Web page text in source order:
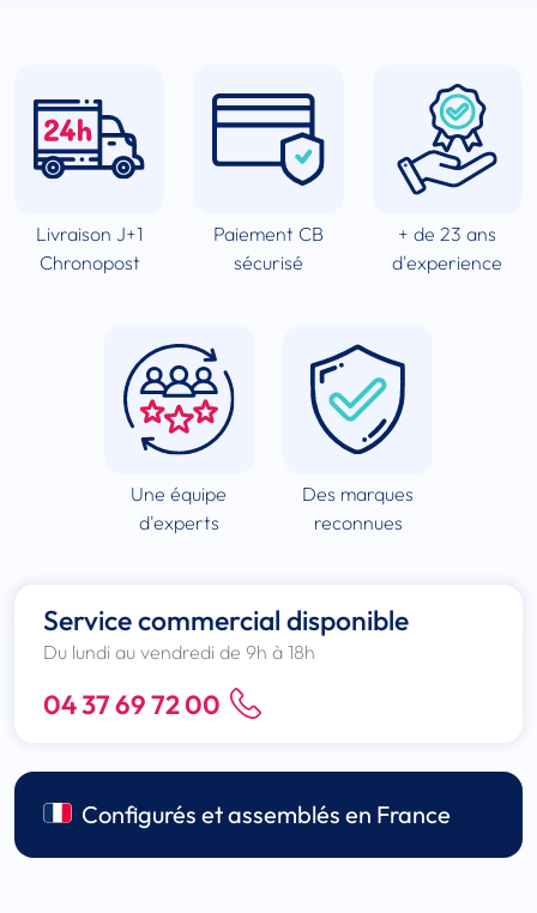
Livraison J+1
Chronopost
Paiement CB
sécurisé
+ de 23 ans
d'experience
Une équipe
d'experts
Des marques
reconnues
Service commercial disponible
Du lundi au vendredi de 9h à 18h
04 37 69 72 00
Configurés et assemblés en France